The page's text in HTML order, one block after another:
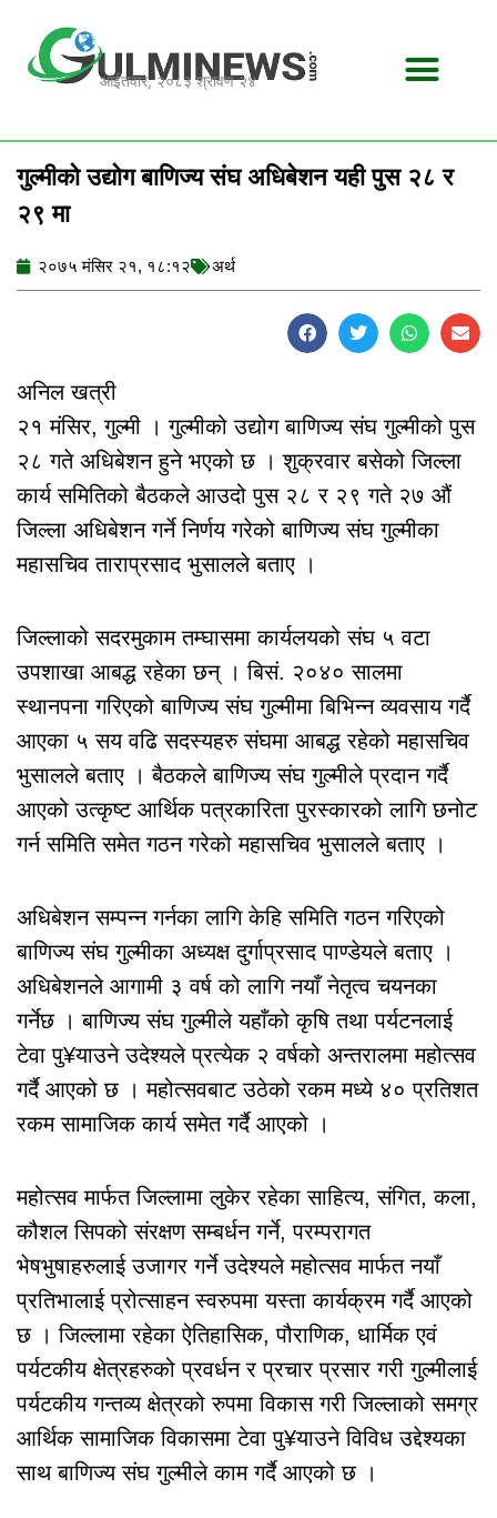
content
आईतवार, २०८३ श्रावण २४
गुल्मीको उद्योग बाणिज्य संघ अधिबेशन यही पुस २८ र
२९ मा
२०७५ मंसिर २१, १८:१२ अर्थ
अनिल खत्री
२१ मंसिर, गुल्मी । गुल्मीको उद्योग बाणिज्य संघ गुल्मीको पुस
२८ गते अधिबेशन हुने भएको छ । शुक्रवार बसेको जिल्ला
कार्य समितिको बैठकले आउदो पुस २८ र २९ गते २७ औं
जिल्ला अधिबेशन गर्ने निर्णय गरेको बाणिज्य संघ गुल्मीका
महासचिव ताराप्रसाद भुसालले बताए ।
जिल्लाको सदरमुकाम तम्घासमा कार्यलयको संघ ५ वटा
उपशाखा आबद्ध रहेका छन् । बिसं. २०४० सालमा
स्थानपना गरिएको बाणिज्य संघ गुल्मीमा बिभिन्न व्यवसाय गर्दै
आएका ५ सय वढि सदस्यहरु संघमा आबद्ध रहेको महासचिव
भुसालले बताए । बैठकले बाणिज्य संघ गुल्मीले प्रदान गर्दै
आएको उत्कृष्ट आर्थिक पत्रकारिता पुरस्कारको लागि छनोट
गर्न समिति समेत गठन गरेको महासचिव भुसालले बताए ।
अधिबेशन सम्पन्न गर्नका लागि केहि समिति गठन गरिएको
बाणिज्य संघ गुल्मीका अध्यक्ष दुर्गाप्रसाद पाण्डेयले बताए ।
अधिबेशनले आगामी ३ वर्ष को लागि नयाँ नेतृत्व चयनका
गर्नेछ । बाणिज्य संघ गुल्मीले यहाँको कृषि तथा पर्यटनलाई
टेवा पु¥याउने उदेश्यले प्रत्येक २ वर्षको अन्तरालमा महोत्सव
गर्दै आएको छ । महोत्सवबाट उठेको रकम मध्ये ४० प्रतिशत
रकम सामाजिक कार्य समेत गर्दै आएको ।
महोत्सव मार्फत जिल्लामा लुकेर रहेका साहित्य, संगित, कला,
कौशल सिपको संरक्षण सम्बर्धन गर्ने, परम्परागत
भेषभुषाहरुलाई उजागर गर्ने उदेश्यले महोत्सव मार्फत नयाँ
प्रतिभालाई प्रोत्साहन स्वरुपमा यस्ता कार्यक्रम गर्दै आएको
छ । जिल्लामा रहेका ऐतिहासिक, पौराणिक, धार्मिक एवं
पर्यटकीय क्षेत्रहरुको प्रवर्धन र प्रचार प्रसार गरी गुल्मीलाई
पर्यटकीय गन्तव्य क्षेत्रको रुपमा विकास गरी जिल्लाको समग्र
आर्थिक सामाजिक विकासमा टेवा पु¥याउने विविध उद्देश्यका
साथ बाणिज्य संघ गुल्मीले काम गर्दै आएको छ ।